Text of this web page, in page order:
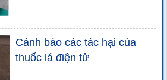
Cảnh báo các tác hại của
thuốc lá điện tử